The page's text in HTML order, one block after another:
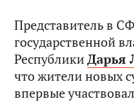
Представитель в
государственной
РеспубликиДарья
что жители новых
впервые